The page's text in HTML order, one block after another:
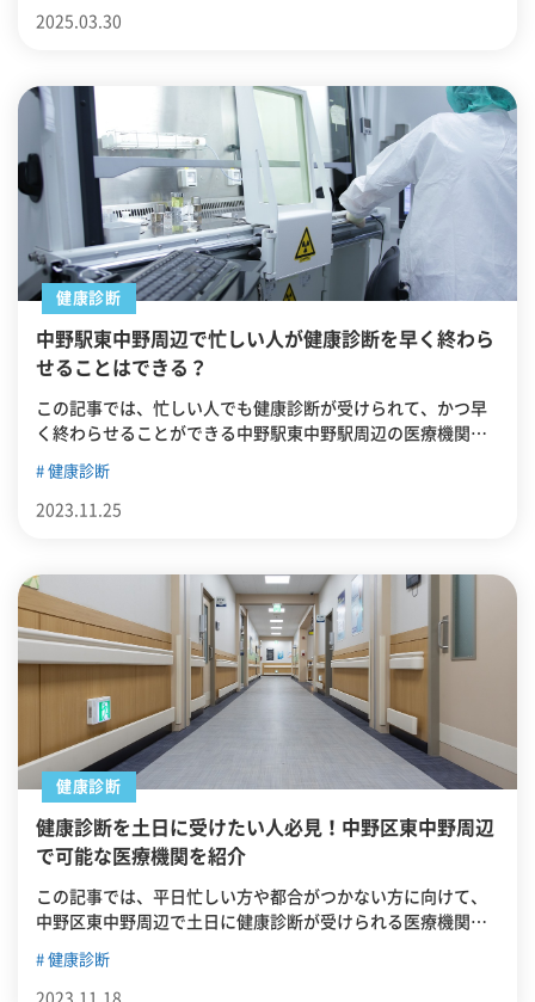
2025.03.30
健康診断
中野駅東中野周辺で忙しい人が健康診断を早く終わら
せることはできる？
この記事では、忙しい人でも健康診断が受けられて、かつ早
く終わらせることができる中野駅東中野駅周辺の医療機関を
健康診断
2023.11.25
健康診断
健康診断を土日に受けたい人必見！中野区東中野周辺
で可能な医療機関を紹介
この記事では、平日忙しい方や都合がつかない方に向けて、
中野区東中野周辺で土日に健康診断が受けられる医療機関を
健康診断
2023.11.18